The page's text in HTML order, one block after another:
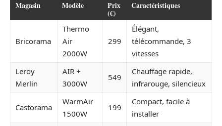
Magasin Modèle Prix
(€)
Caractéristiques
Bricorama
Thermo
Air
2000W
299
Élégant,
télécommande, 3
vitesses
Leroy
Merlin
AIR +
3000W
549
Chauffage rapide,
infrarouge, silencieux
Castorama
WarmAir
1500W
199
Compact, facile à
installer